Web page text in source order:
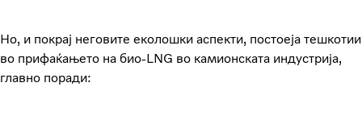
Но, и покрај неговите еколошки аспекти, постоеја тешкотии
во прифаќањето на био-LNG во камионската индустрија,
главно поради: